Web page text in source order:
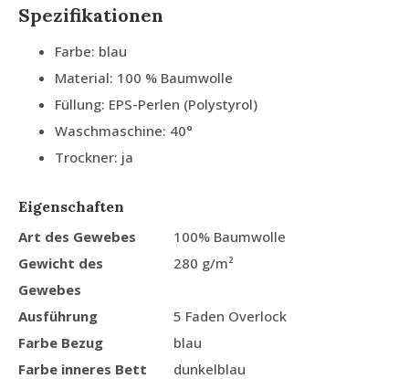
Spezifikationen
Farbe: blau
Material: 100 % Baumwolle
Füllung: EPS-Perlen (Polystyrol)
Waschmaschine: 40°
Trockner: ja
Eigenschaften
Art des Gewebes
100% Baumwolle
Gewicht des
Gewebes
280 g/m²
Ausführung
5 Faden Overlock
Farbe Bezug
blau
Farbe inneres Bett
dunkelblau